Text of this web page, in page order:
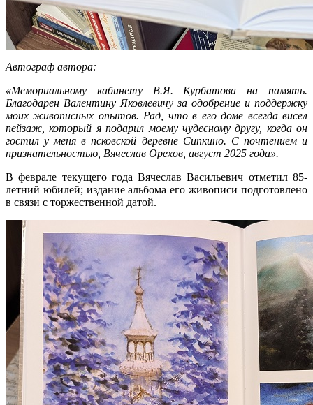
Автограф автора:
«Мемориальному кабинету В.Я. Курбатова на память.
Благодарен Валентину Яковлевичу за одобрение и поддержку
моих живописных опытов. Рад, что в его доме всегда висел
пейзаж, который я подарил моему чудесному другу, когда он
гостил у меня в псковской деревне Сипкино. С почтением и
признательностью, Вячеслав Орехов, август 2025 года».
В феврале текущего года Вячеслав Васильевич отметил 85-
летний юбилей; издание альбома его живописи подготовлено
в связи с торжественной датой.